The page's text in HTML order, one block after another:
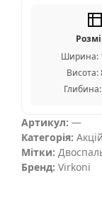
Ширина:
Висота:
Артикул: —
Категорія:
Мітки:
Бренд: Virkoni